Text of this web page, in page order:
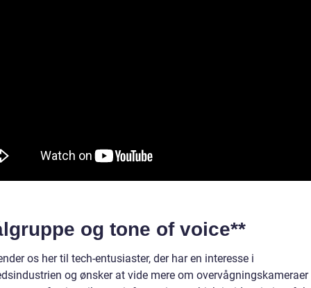
og tone of voice**
os her til tech-entusiaster, der har en interesse i
og ønsker at vide mere om overvågningskameraer